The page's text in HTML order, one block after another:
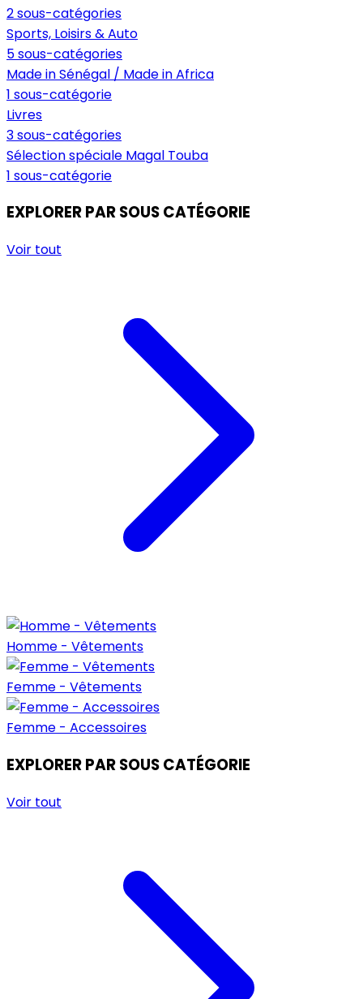
2 sous-catégories
Sports, Loisirs & Auto
5 sous-catégories
Made in Sénégal / Made in Africa
1 sous-catégorie
Livres
3 sous-catégories
Sélection spéciale Magal Touba
1 sous-catégorie
EXPLORER PAR SOUS CATÉGORIE
Voir tout
Homme - Vêtements
Femme - Vêtements
Femme - Accessoires
EXPLORER PAR SOUS CATÉGORIE
Voir tout